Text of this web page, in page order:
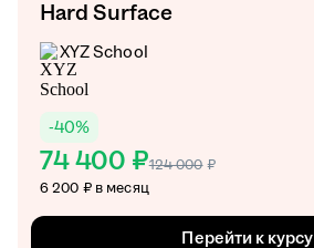
Hard Surface
XYZ School
-40%
74 400 ₽124 000 ₽
6 200 ₽ в месяц
Перейти к курсу